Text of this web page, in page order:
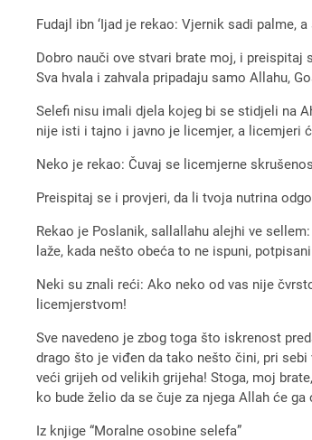
Fudajl ibn ‘Ijad je rekao: Vjernik sadi palme,
Dobro nauči ove stvari brate moj, i
Sva hvala i zahvala pripadaju samo Allahu,
Selefi nisu imali djela kojeg bi se stidjeli na
nije isti i tajno i javno je licemjer, a licemjeri
Neko je rekao: Čuvaj se licemjerne
Preispitaj se i provjeri, da li tvoja nutrina
Rekao je Poslanik, sallallahu alejhi ve
laže, kada nešto obeća to ne ispuni,
Neki su znali reći: Ako neko od vas nije
licemjerstvom!
Sve navedeno je zbog toga što iskrenost
drago što je viđen da tako nešto čini, pri
veći grijeh od velikih grijeha! Stoga, moj
ko bude želio da se čuje za njega Allah će
Iz knjige “Moralne osobine selefa”